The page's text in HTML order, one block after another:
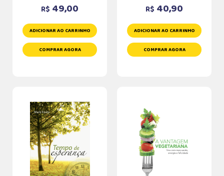
R$ 49,00
ADICIONAR AO CARRINHO
COMPRAR AGORA
R$ 40,90
ADICIONAR AO CARRINHO
COMPRAR AGORA